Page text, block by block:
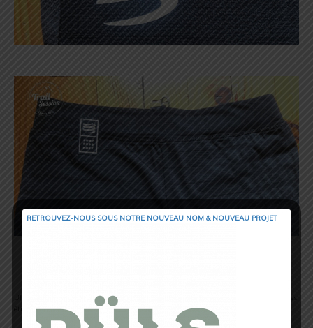
Ultra confortable, efficace et polyvalent, ce pantalon thermorégulant noir peut aussi
être porté par-dessus vos vêtements de course à l’échauffement ou en décrassage.
RETROUVEZ-NOUS SOUS NOTRE NOUVEAU NOM & NOUVEAU PROJET